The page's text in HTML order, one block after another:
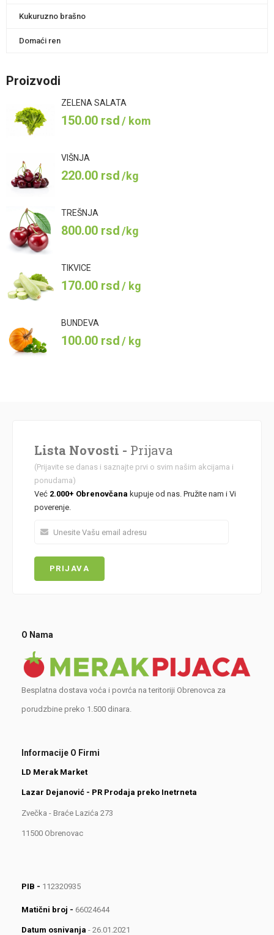
Kukuruzno brašno
Domaći ren
Proizvodi
ZELENA SALATA
150.00 rsd/ kom
VIŠNJA
220.00 rsd/kg
TREŠNJA
800.00 rsd/kg
TIKVICE
170.00 rsd/ kg
BUNDEVA
100.00 rsd/ kg
Lista Novosti - Prijava
(Prijavite se danas i saznajte prvi o svim našim akcijama i
ponudama)
Već 2.000+ Obrenovčana kupuje od nas. Pružite nam i Vi
poverenje.
O Nama
Besplatna dostava voća i povrća na teritoriji Obrenovca za
porudzbine preko 1.500 dinara.
Informacije O Firmi
LD Merak Market
Lazar Dejanović - PR Prodaja preko Inetrneta
Zvečka - Braće Lazića 273
11500 Obrenovac
PIB - 112320935
Matični broj - 66024644
Datum osnivanja - 26.01.2021